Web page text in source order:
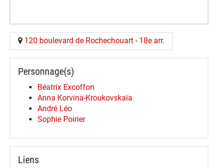
120 boulevard de Rochechouart - 18e arr.
Personnage(s)
Béatrix Excoffon
Anna Korvina-Kroukovskaïa
André Léo
Sophie Poirier
Liens